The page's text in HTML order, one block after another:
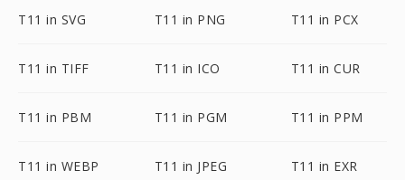
T11 in SVG T11 in PNG T11 in PCX
T11 in TIFF T11 in ICO T11 in CUR
T11 in PBM T11 in PGM T11 in PPM
T11 in WEBP T11 in JPEG T11 in EXR